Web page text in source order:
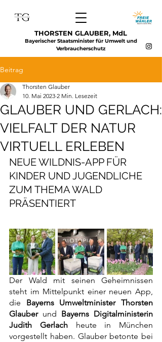
THORSTEN GLAUBER, MdL
Bayerischer Staatsminister für Umwelt und
Verbraucherschutz
Beitrag
GLAUBER UND GERLACH:
VIELFALT DER NATUR
VIRTUELL ERLEBEN
Thorsten Glauber
10. Mai 2023 2 Min. Lesezeit
NEUE WILDNIS-APP FÜR
KINDER UND JUGENDLICHE
ZUM THEMA WALD
PRÄSENTIERT
Der Wald mit seinen Geheimnissen
steht im Mittelpunkt einer neuen App,
die Bayerns Umweltminister Thorsten
Glauber und Bayerns Digitalministerin
Judith Gerlach heute in München
vorgestellt haben. Glauber betonte bei